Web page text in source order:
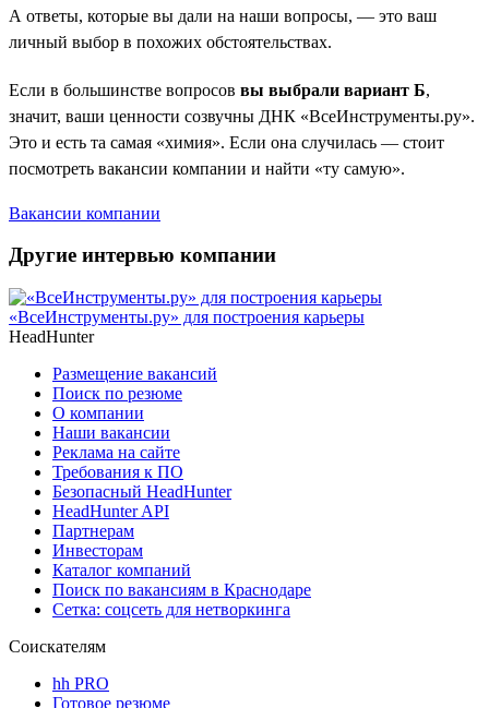
А ответы, которые вы дали на наши вопросы, — это ваш
личный выбор в похожих обстоятельствах.
Если в большинстве вопросов вы выбрали вариант Б,
значит, ваши ценности созвучны ДНК «ВсеИнструменты.ру».
Это и есть та самая «химия». Если она случилась — стоит
посмотреть вакансии компании и найти «ту самую».
Вакансии компании
Другие интервью компании
«ВсеИнструменты.ру» для построения карьеры
HeadHunter
Размещение вакансий
Поиск по резюме
О компании
Наши вакансии
Реклама на сайте
Требования к ПО
Безопасный HeadHunter
HeadHunter API
Партнерам
Инвесторам
Каталог компаний
Поиск по вакансиям в Краснодаре
Сетка: соцсеть для нетворкинга
Соискателям
hh PRO
Готовое резюме